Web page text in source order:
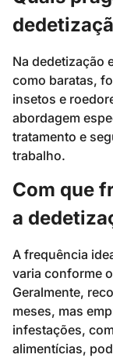
Na dedetização
como baratas,
insetos e
abordagem
tratamento e
trabalho.
Com que
a
A frequência
varia conforme
Geralmente,
meses, mas
infestações,
alimentícias,